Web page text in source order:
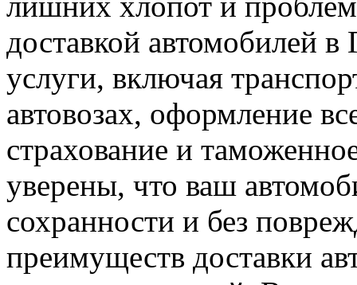
доставкой автомобилей
услуги, включая
автовозах, оформление
страхование и
уверены, что ваш
сохранности и без
преимуществ доставки